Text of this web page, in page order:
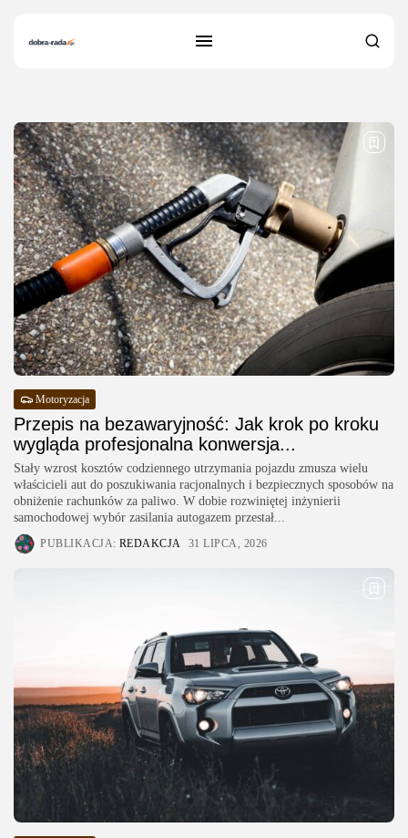
39 results found
Motoryzacja
Przepis na bezawaryjność: Jak krok po kroku
wygląda profesjonalna konwersja...
Stały wzrost kosztów codziennego utrzymania pojazdu zmusza wielu
właścicieli aut do poszukiwania racjonalnych i bezpiecznych sposobów na
obniżenie rachunków za paliwo. W dobie rozwiniętej inżynierii
samochodowej wybór zasilania autogazem przestał...
PUBLIKACJA: REDAKCJA 31 LIPCA, 2026